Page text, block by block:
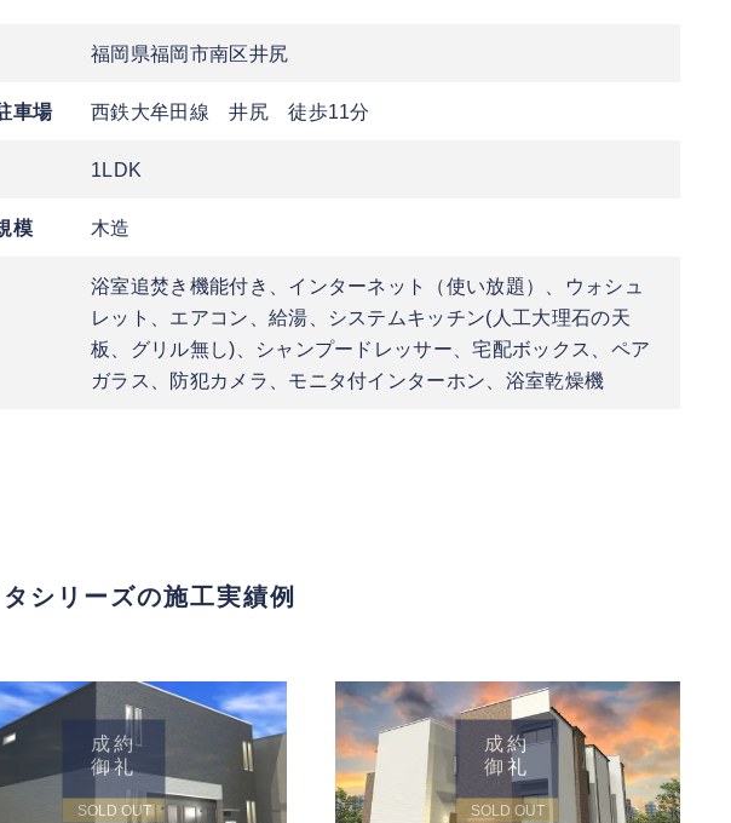
福岡県福岡市南区井尻
車場 西鉄大牟田線 井尻 徒歩11分
1LDK
模 木造
浴室追焚き機能付き、インターネット（使い放題）、ウォシュ
レット、エアコン、給湯、システムキッチン(人工大理石の天
板、グリル無し)、シャンプードレッサー、宅配ボックス、ペア
ガラス、防犯カメラ、モニタ付インターホン、浴室乾燥機
シリーズの施工実績例
成約
御礼
SOLD OUT
成約
御礼
SOLD OUT